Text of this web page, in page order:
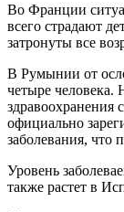
Во Франции
всего страдают
затронуты все
В Румынии от
четыре человека.
здравоохранения
официально
заболевания, что
Уровень
также растет в